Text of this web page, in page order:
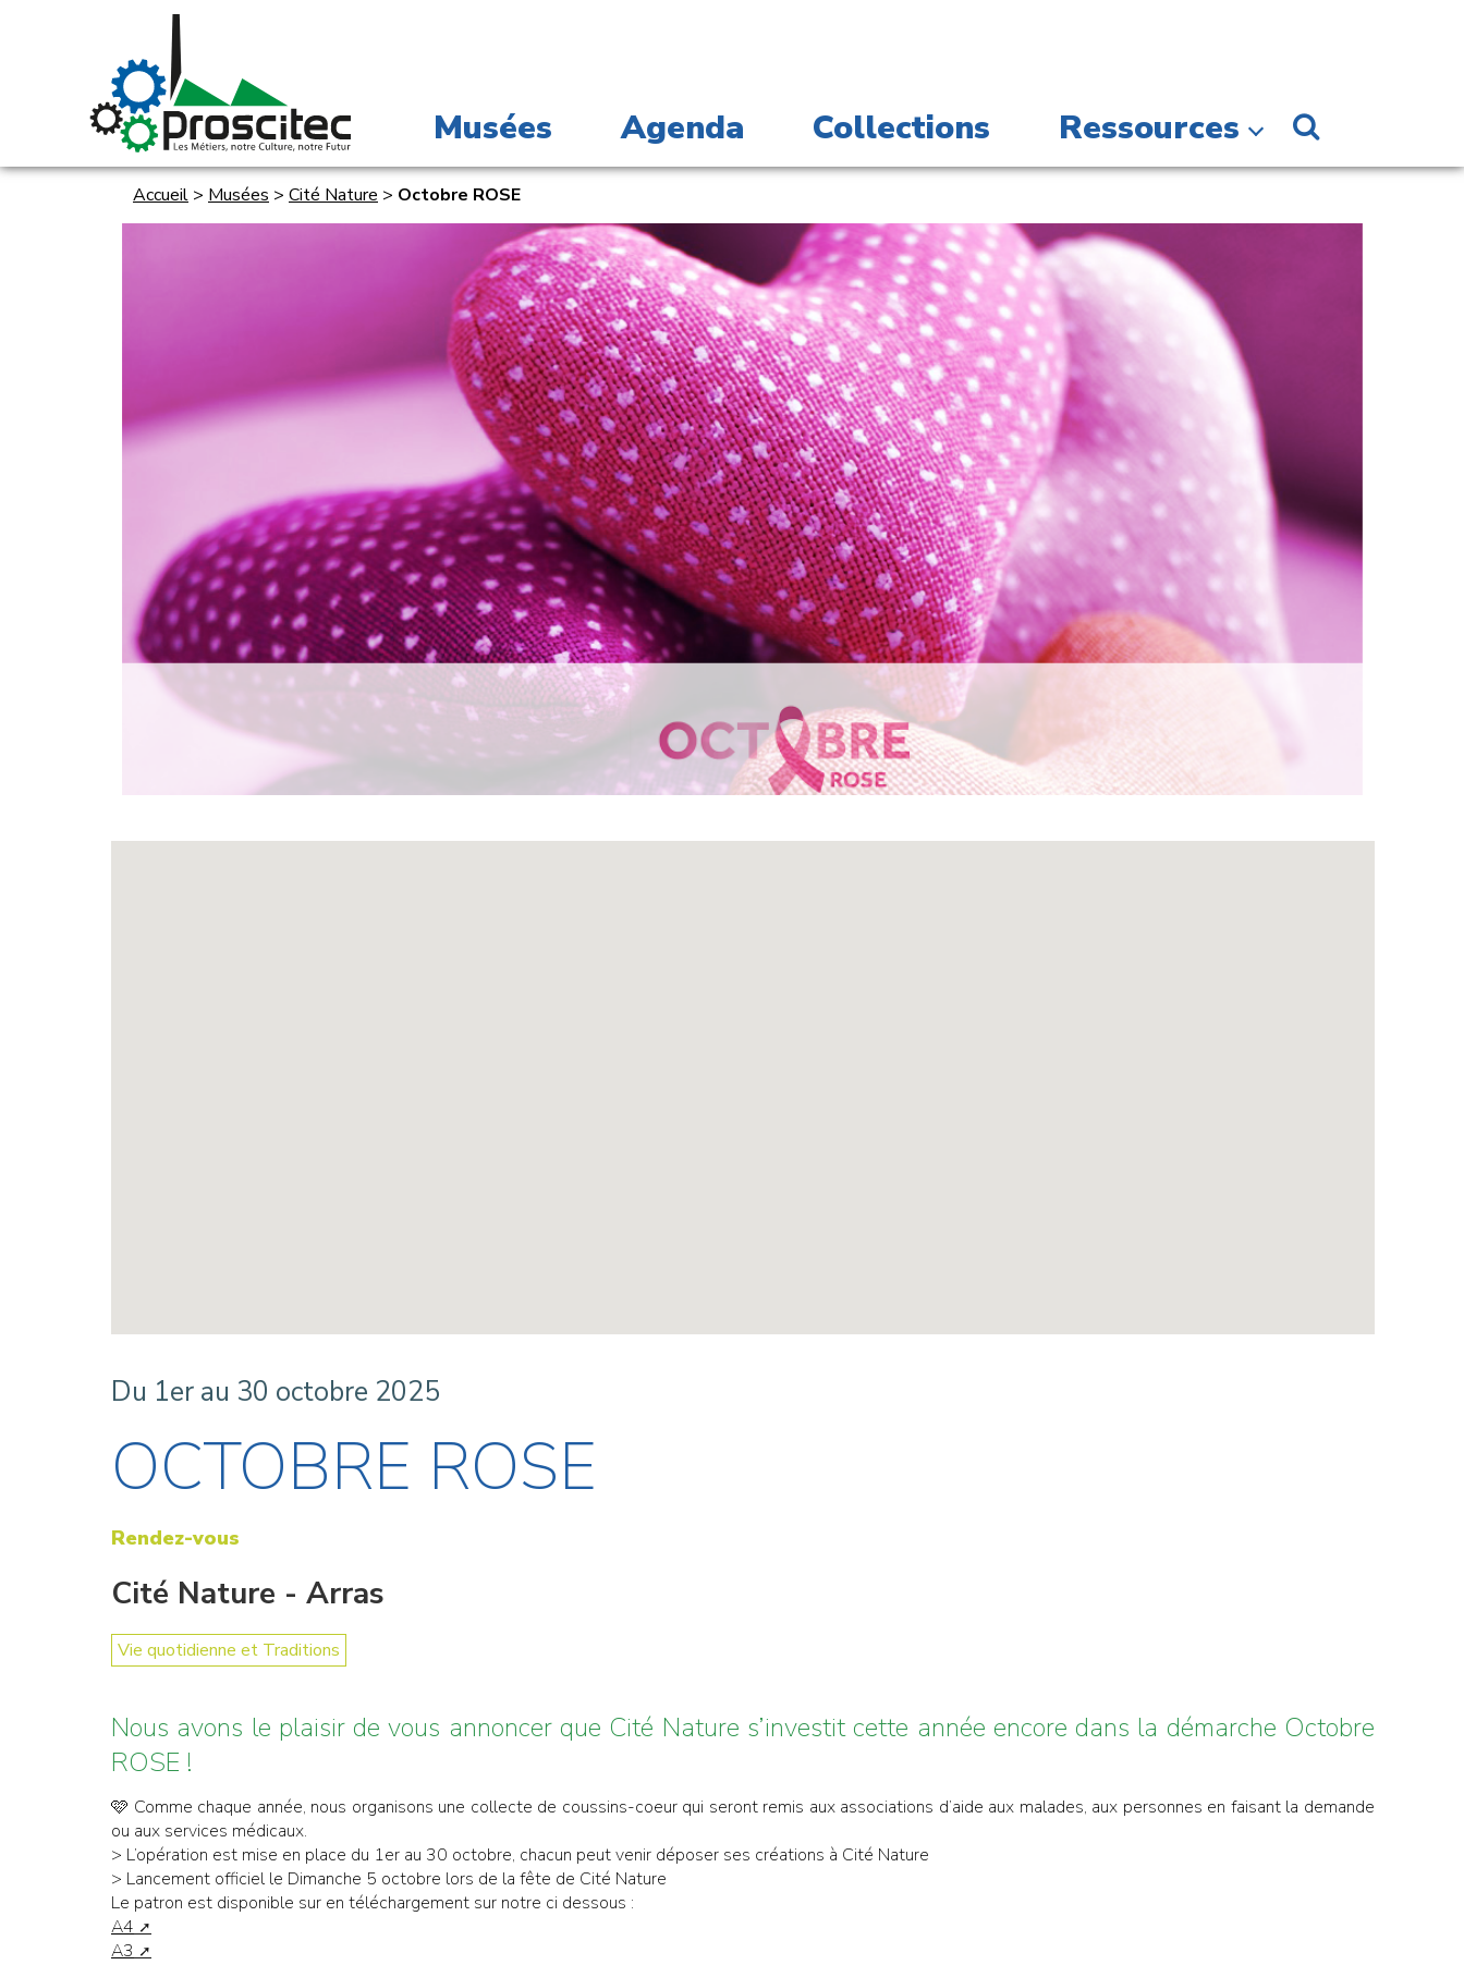
Musées Agenda Collections Ressources
Accueil > Musées > Cité Nature > Octobre ROSE
Du 1er au 30 octobre 2025
OCTOBRE ROSE
Rendez-vous
Cité Nature - Arras
Vie quotidienne et Traditions
Nous avons le plaisir de vous annoncer que Cité Nature s’investit cette année encore dans la démarche Octobre
ROSE !
🩷 Comme chaque année, nous organisons une collecte de coussins-coeur qui seront remis aux associations d’aide aux malades, aux personnes en faisant la demande
ou aux services médicaux.
> L’opération est mise en place du 1er au 30 octobre, chacun peut venir déposer ses créations à Cité Nature
> Lancement officiel le Dimanche 5 octobre lors de la fête de Cité Nature
Le patron est disponible sur en téléchargement sur notre ci dessous :
A4
A3